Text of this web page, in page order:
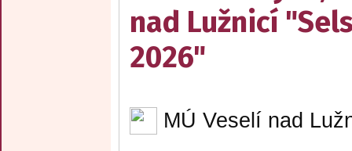
nad Lužnicí
2026"
MÚ Veselí nad